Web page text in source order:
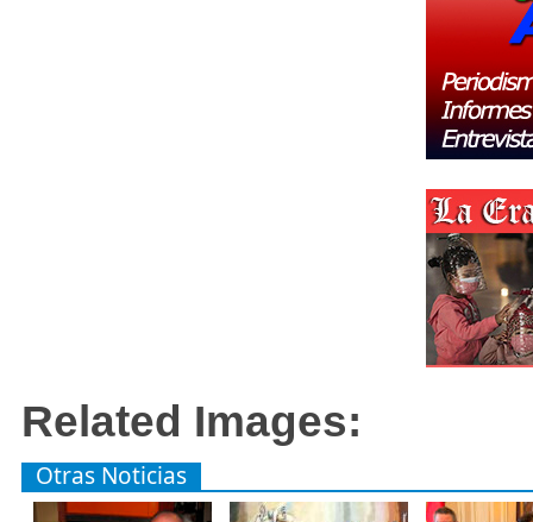
Related Images:
Otras Noticias